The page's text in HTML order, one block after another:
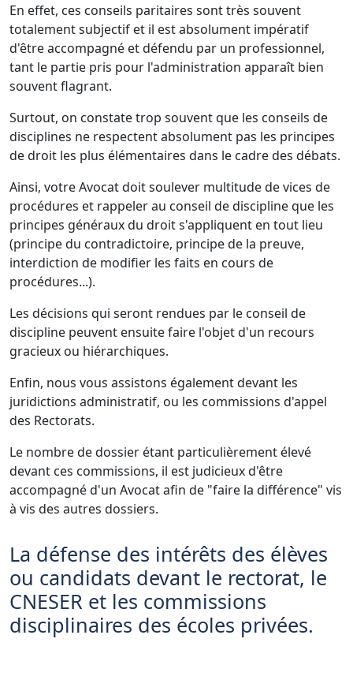
En effet, ces conseils paritaires sont très souvent
totalement subjectif et il est absolument impératif
d'être accompagné et défendu par un professionnel,
tant le partie pris pour l'administration apparaît bien
souvent flagrant.
Surtout, on constate trop souvent que les conseils de
disciplines ne respectent absolument pas les principes
de droit les plus élémentaires dans le cadre des débats.
Ainsi, votre Avocat doit soulever multitude de vices de
procédures et rappeler au conseil de discipline que les
principes généraux du droit s'appliquent en tout lieu
(principe du contradictoire, principe de la preuve,
interdiction de modifier les faits en cours de
procédures...).
Les décisions qui seront rendues par le conseil de
discipline peuvent ensuite faire l'objet d'un recours
gracieux ou hiérarchiques.
Enfin, nous vous assistons également devant les
juridictions administratif, ou les commissions d'appel
des Rectorats.
Le nombre de dossier étant particulièrement élevé
devant ces commissions, il est judicieux d'être
accompagné d'un Avocat afin de "faire la différence" vis
à vis des autres dossiers.
La défense des intérêts des élèves
ou candidats devant le rectorat, le
CNESER et les commissions
disciplinaires des écoles privées.